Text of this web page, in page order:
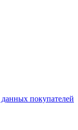
покупателей